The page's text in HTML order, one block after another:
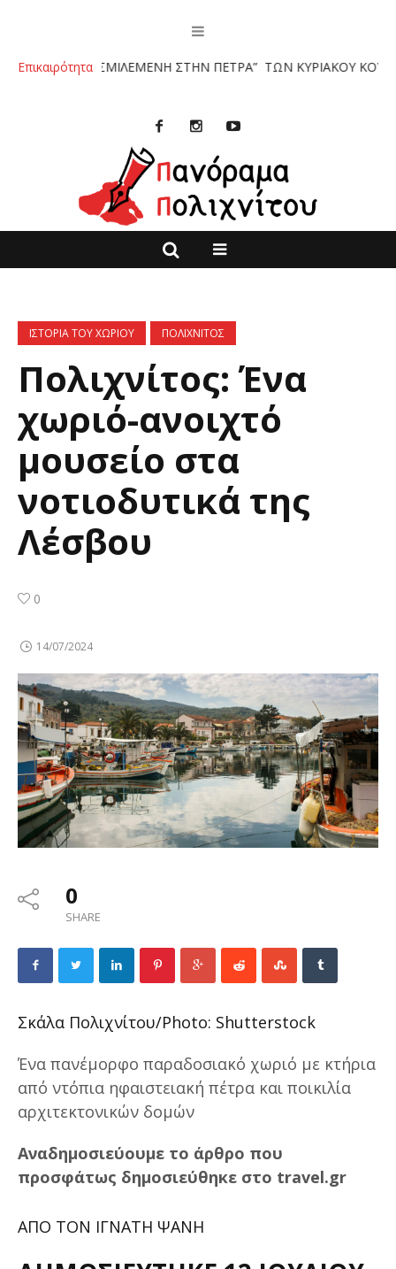
Επικαιρότητα
ΣΜΙΛΕΜΕΝΗ ΣΤΗΝ ΠΕΤΡΑ” ΤΩΝ ΚΥΡΙΑΚΟΥ ΚΟΥΚΟΥΛΑ ΚΑΙ
ΙΣΤΟΡΙΑ ΤΟΥ ΧΩΡΙΟΥ ΠΟΛΙΧΝΙΤΟΣ
Πολιχνίτος: Ένα
χωριό-ανοιχτό
μουσείο στα
νοτιοδυτικά της
Λέσβου
0
14/07/2024
0
SHARE
Σκάλα Πολιχνίτου/Photo: Shutterstock
Ένα πανέμορφο παραδοσιακό χωριό με κτήρια
από ντόπια ηφαιστειακή πέτρα και ποικιλία
αρχιτεκτονικών δομών
Αναδημοσιεύουμε το άρθρο που
προσφάτως δημοσιεύθηκε στο travel.gr
ΑΠΟ ΤΟΝ ΙΓΝΑΤΗ ΨΑΝΗ